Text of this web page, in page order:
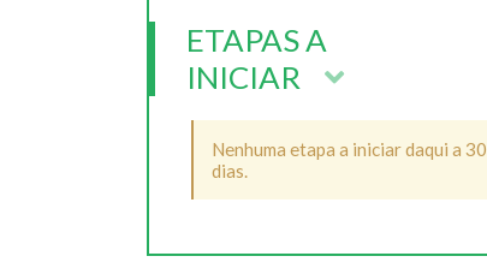
ETAPAS A
INICIAR
Nenhuma etapa a iniciar daqui a 30
dias.